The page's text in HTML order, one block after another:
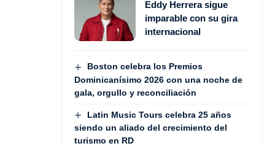
Eddy Herrera sigue
imparable con su gira
internacional
Boston celebra los Premios
Dominicanísimo 2026 con una noche de
gala, orgullo y reconciliación
Latin Music Tours celebra 25 años
siendo un aliado del crecimiento del
turismo en RD